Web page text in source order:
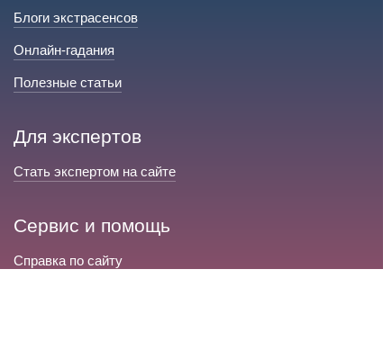
Блоги экстрасенсов
Онлайн-гадания
Полезные статьи
Для экспертов
Стать экспертом на сайте
Сервис и помощь
Справка по сайту